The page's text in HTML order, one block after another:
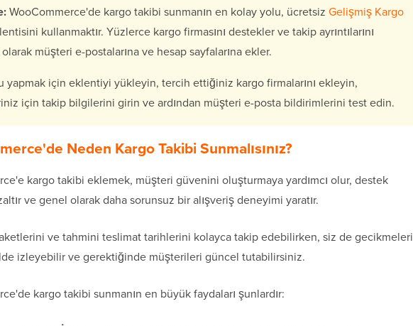
WooCommerce'de kargo takibi sunmanın en kolay yolu, ücretsiz Gelişmiş Kargo
kullanmaktır. Yüzlerce kargo firmasını destekler ve takip ayrıntılarını
müşteri e-postalarına ve hesap sayfalarına ekler.
yapmak için eklentiyi yükleyin, tercih ettiğiniz kargo firmalarını ekleyin,
için takip bilgilerini girin ve ardından müşteri e-posta bildirimlerini test edin.
Neden Kargo Takibi Sunmalısınız?
kargo takibi eklemek, müşteri güvenini oluşturmaya yardımcı olur, destek
ve genel olarak daha sorunsuz bir alışveriş deneyimi yaratır.
ve tahmini teslimat tarihlerini kolayca takip edebilirken, siz de gecikmeleri
izleyebilir ve gerektiğinde müşterileri güncel tutabilirsiniz.
kargo takibi sunmanın en büyük faydaları şunlardır: